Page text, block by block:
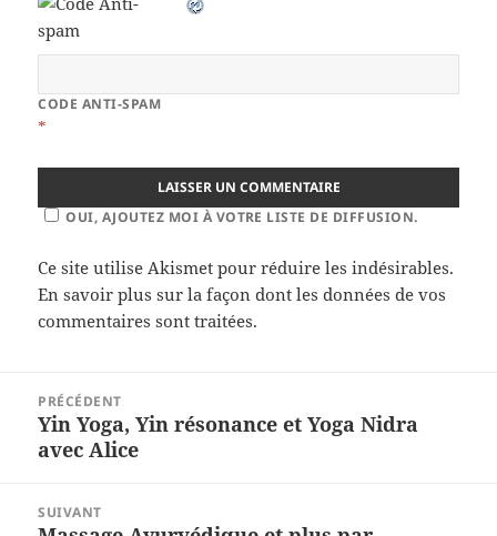
CODE ANTI-SPAM
*
OUI, AJOUTEZ MOI À VOTRE LISTE DE DIFFUSION.
Ce site utilise Akismet pour réduire les indésirables.
En savoir plus sur la façon dont les données de vos
commentaires sont traitées.
l’article
PRÉCÉDENT
Article
précédent :
Yin Yoga, Yin résonance et Yoga Nidra
avec Alice
SUIVANT